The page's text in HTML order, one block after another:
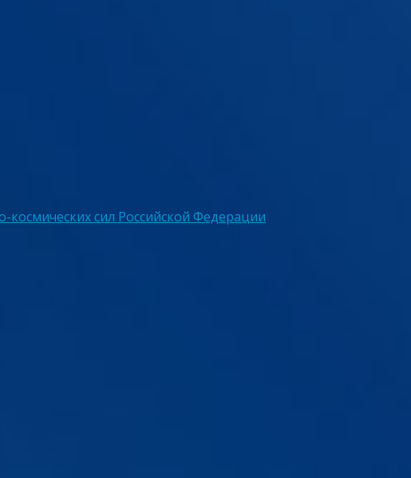
сил Российской Федерации